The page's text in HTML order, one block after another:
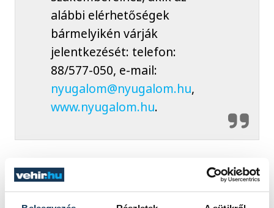
alábbi elérhetőségek
bármelyikén várják
jelentkezését: telefon:
88/577-050, e-mail:
nyugalom@nyugalom.hu,
www.nyugalom.hu.
PR cikk